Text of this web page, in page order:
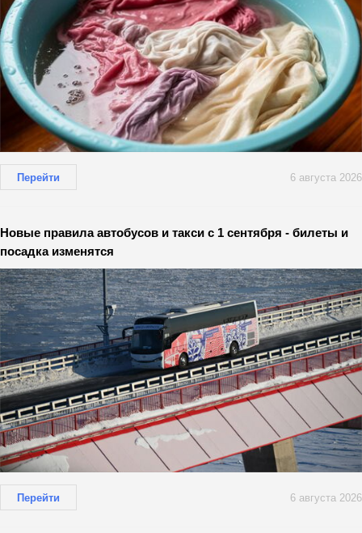
Перейти 6 августа 2026
Новые правила автобусов и такси с 1 сентября - билеты и
посадка изменятся
Перейти 6 августа 2026